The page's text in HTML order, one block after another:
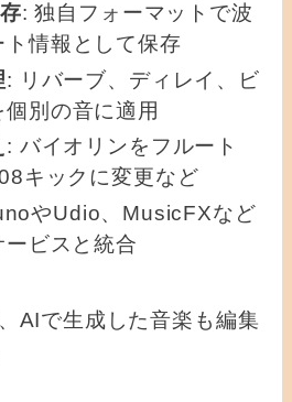
: 独自フォーマットで波
ト情報として保存
: リバーブ、ディレイ、ビ
別の音に適用
: バイオリンをフルート
キックに変更など
やUdio、MusicFXなど
ビスと統合
AIで生成した音楽も編集